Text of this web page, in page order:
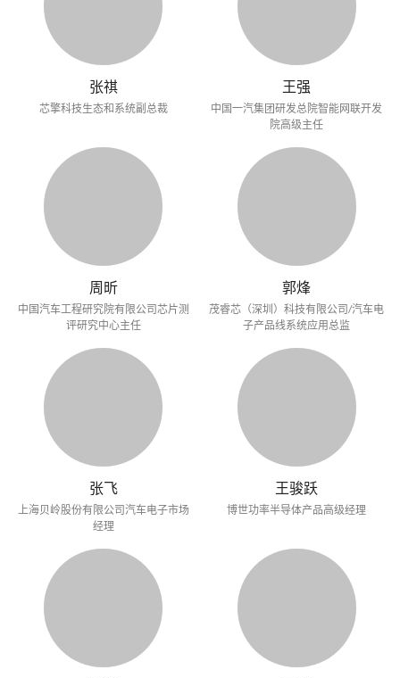
张祺
芯擎科技生态和系统副总裁
王强
中国一汽集团研发总院智能网联开发
院高级主任
周昕
中国汽车工程研究院有限公司芯片测
评研究中心主任
郭烽
茂睿芯（深圳）科技有限公司/汽车电
子产品线系统应用总监
张飞
上海贝岭股份有限公司汽车电子市场
经理
王骏跃
博世功率半导体产品高级经理